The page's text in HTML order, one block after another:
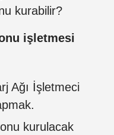
kurabilir?
işletmesi
Ağı İşletmeci
kurulacak